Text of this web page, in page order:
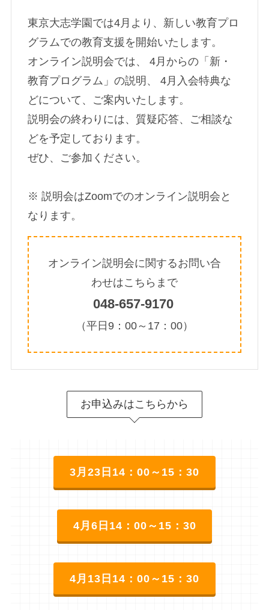
東京大志学園では4月より、新しい教育プロ
グラムでの教育支援を開始いたします。
オンライン説明会では、 4月からの「新・
教育プログラム」の説明、 4月入会特典な
どについて、ご案内いたします。
説明会の終わりには、質疑応答、ご相談な
どを予定しております。
ぜひ、ご参加ください。
※ 説明会はZoomでのオンライン説明会と
なります。
オンライン説明会に関するお問い合
わせはこちらまで
048-657-9170
（平日9：00～17：00）
お申込みはこちらから
3月23日14：00～15：30
4月6日14：00～15：30
4月13日14：00～15：30